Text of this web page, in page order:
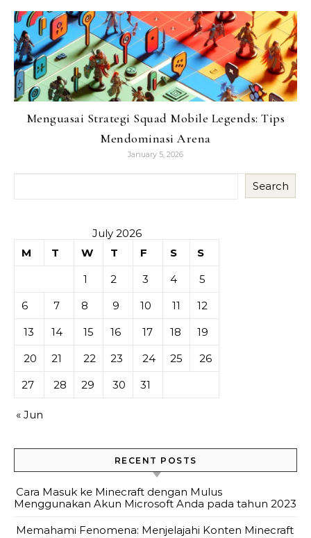
Menguasai Strategi Squad Mobile Legends: Tips
Mendominasi Arena
January 5, 2026
Search
July 2026
M
T W T F S
S
1
2 3 4
5
6
7 8 9 10 11
12
13
14 15 16 17 18
19
20
21 22 23 24 25
26
27
28 29 30 31
« Jun
RECENT POSTS
Cara Masuk ke Minecraft dengan Mulus
Menggunakan Akun Microsoft Anda pada tahun 2023
Memahami Fenomena: Menjelajahi Konten Minecraft